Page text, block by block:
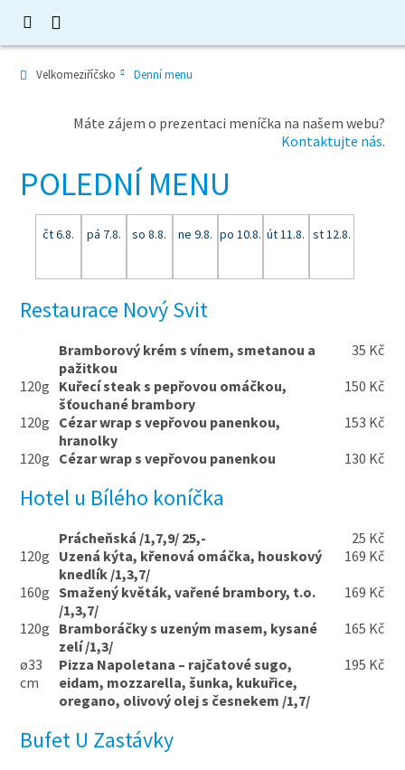
Velkomeziříčsko Denní menu
Máte zájem o prezentaci meníčka na našem webu?
Kontaktujte nás.
POLEDNÍ MENU
čt 6.8. pá 7.8. so 8.8. ne 9.8. po 10.8. út 11.8. st 12.8.
Restaurace Nový Svit
Bramborový krém s vínem, smetanou a
pažitkou
35 Kč
120g Kuřecí steak s pepřovou omáčkou,
šťouchané brambory
150 Kč
120g Cézar wrap s vepřovou panenkou,
hranolky
153 Kč
120g Cézar wrap s vepřovou panenkou 130 Kč
Hotel u Bílého koníčka
Prácheňská /1,7,9/ 25,-
25 Kč
120g Uzená kýta, křenová omáčka, houskový
knedlík /1,3,7/
169 Kč
160g Smažený květák, vařené brambory, t.o.
/1,3,7/
169 Kč
120g Bramboráčky s uzeným masem, kysané
zelí /1,3/
165 Kč
ø33
cm
Pizza Napoletana – rajčatové sugo,
eidam, mozzarella, šunka, kukuřice,
oregano, olivový olej s česnekem /1,7/
195 Kč
Bufet U Zastávky